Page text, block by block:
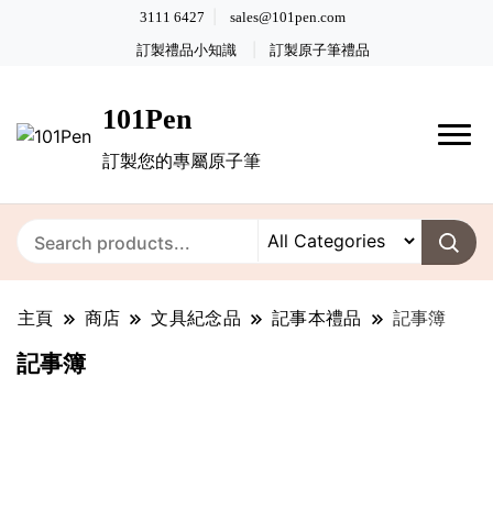
3111 6427 sales@101pen.com
訂製禮品小知識 訂製原子筆禮品
101Pen
訂製您的專屬原子筆
主頁 商店 文具紀念品 記事本禮品 記事簿
記事簿